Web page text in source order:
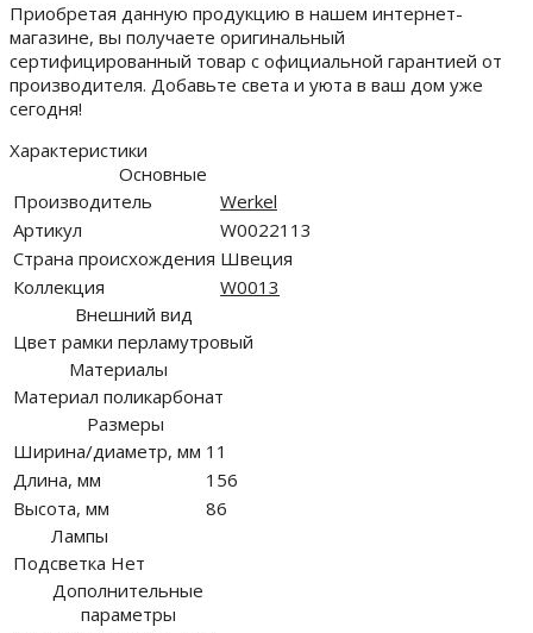
Приобретая данную продукцию в нашем интернет-
магазине, вы получаете оригинальный
сертифицированный товар с официальной гарантией от
производителя. Добавьте света и уюта в ваш дом уже
сегодня!
Характеристики
Основные
Производитель
Werkel
Артикул
W0022113
Страна происхождения Швеция
Коллекция
W0013
Внешний вид
Цвет рамки перламутровый
Материалы
Материал поликарбонат
Размеры
Ширина/диаметр, мм 11
Длина, мм
156
Высота, мм
86
Лампы
Подсветка Нет
Дополнительные
параметры